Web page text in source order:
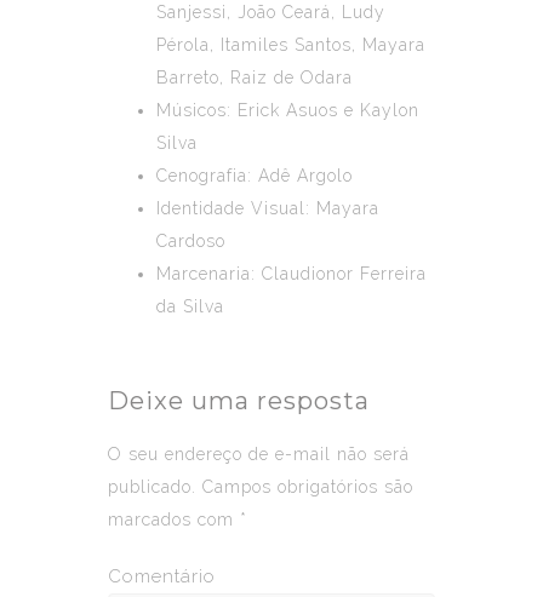
Sanjessi, João Ceará, Ludy
Pérola, Itamiles Santos, Mayara
Barreto, Raiz de Odara
Músicos: Erick Asuos e Kaylon
Silva
Cenografia: Adê Argolo
Identidade Visual: Mayara
Cardoso
Marcenaria: Claudionor Ferreira
da Silva
Deixe uma resposta
O seu endereço de e-mail não será
publicado.
Campos obrigatórios são
marcados com *
Comentário